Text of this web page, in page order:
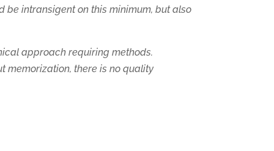
be intransigent on this minimum, but also
approach requiring methods.
memorization, there is no quality